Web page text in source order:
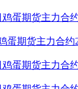
鸡蛋期货主力合
蛋期货主力合约
鸡蛋期货主力合